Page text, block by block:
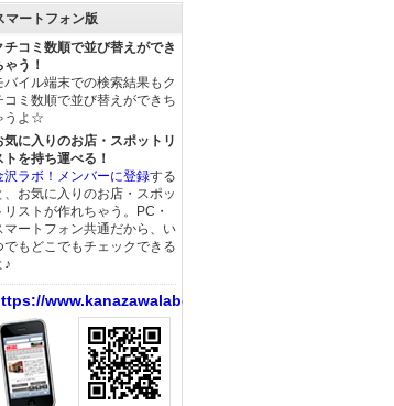
マートフォン版
チコミ数順で並び替えができ
ゃう！
バイル端末での検索結果もク
コミ数順で並び替えができち
うよ☆
気に入りのお店・スポットリ
トを持ち運べる！
沢ラボ！メンバーに登録する
、お気に入りのお店・スポッ
リストが作れちゃう。PC・
マートフォン共通だから、い
でもどこでもチェックできる
♪
www.kanazawalabo.net/